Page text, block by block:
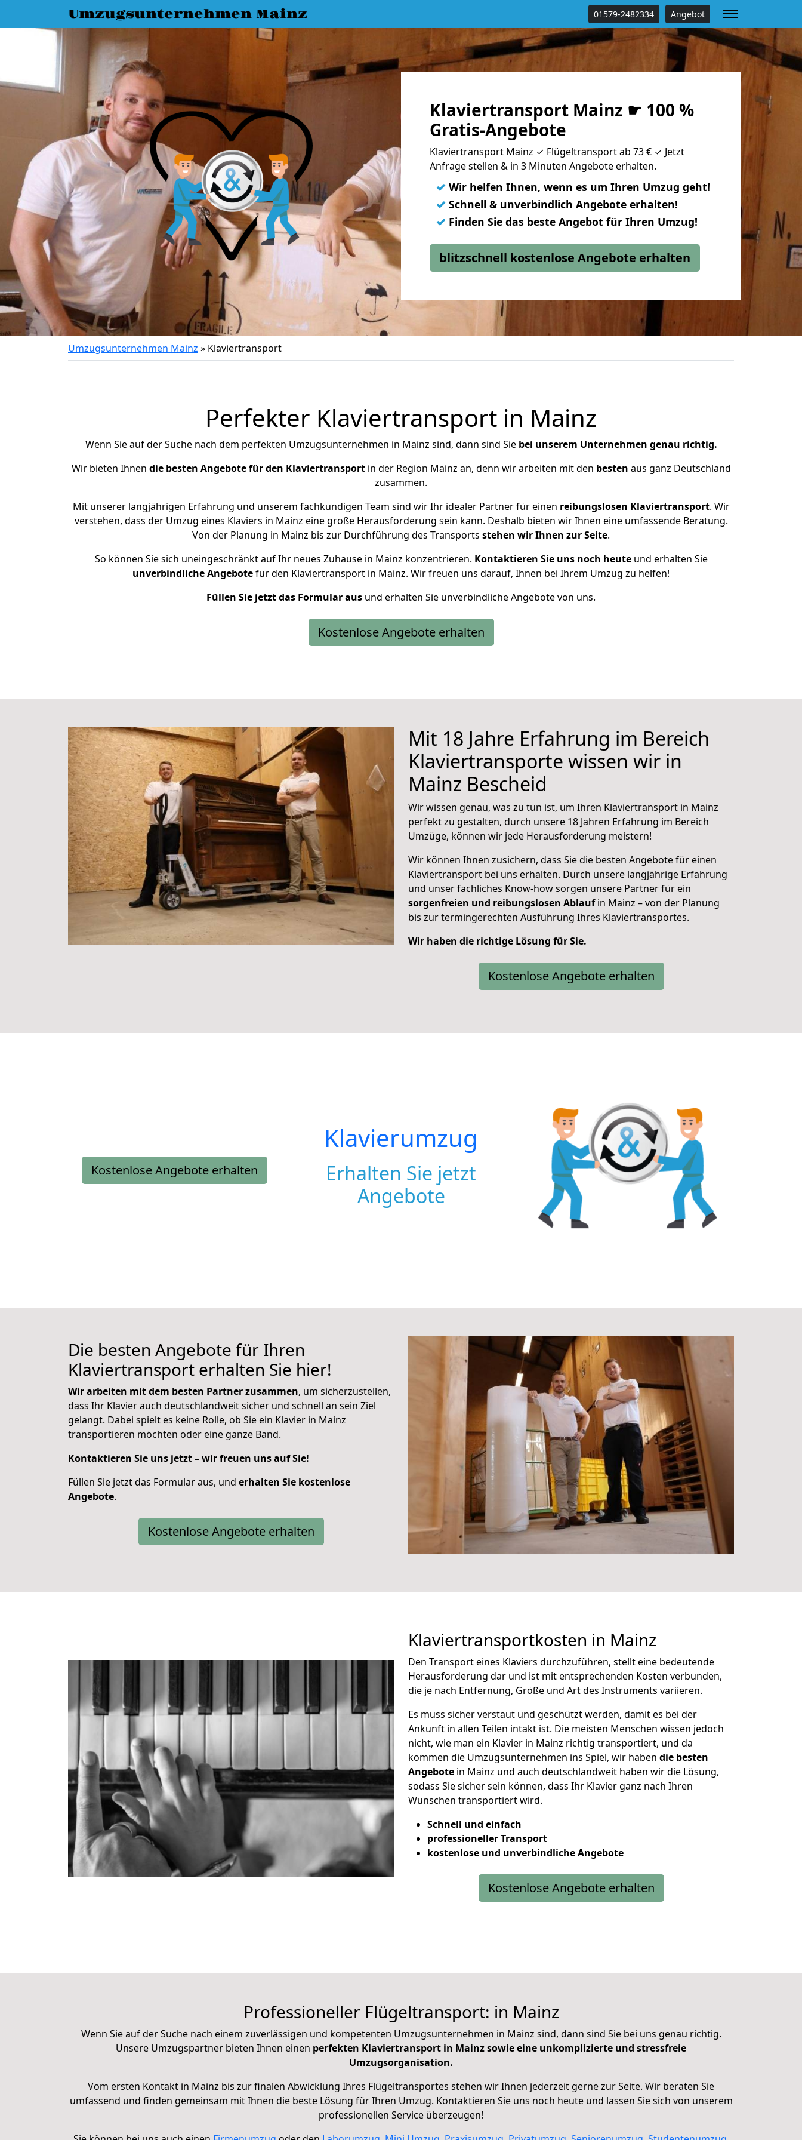
Umzugsunternehmen Mainz 01579-2482334 Angebot
Klaviertransport Mainz ☛ 100 %
Gratis-Angebote
Klaviertransport Mainz ✓ Flügeltransport ab 73 € ✓ Jetzt
Anfrage stellen & in 3 Minuten Angebote erhalten.
✓ Wir helfen Ihnen, wenn es um Ihren Umzug geht!
✓ Schnell & unverbindlich Angebote erhalten!
✓ Finden Sie das beste Angebot für Ihren Umzug!
blitzschnell kostenlose Angebote erhalten
Umzugsunternehmen Mainz » Klaviertransport
Perfekter Klaviertransport in Mainz
Wenn Sie auf der Suche nach dem perfekten Umzugsunternehmen in Mainz sind, dann sind Sie bei unserem Unternehmen genau richtig.
Wir bieten Ihnen die besten Angebote für den Klaviertransportin der Region Mainz an, denn wir arbeiten mit den besten aus ganz Deutschland
zusammen.
Mit unserer langjährigen Erfahrung und unserem fachkundigen Team sind wir Ihr idealer Partner für einen reibungslosen Klaviertransport. Wir
verstehen, dass der Umzug eines Klaviers in Mainz eine große Herausforderung sein kann. Deshalb bieten wir Ihnen eine umfassende Beratung.
Von der Planung in Mainz bis zur Durchführung des Transports stehen wir Ihnen zur Seite.
So können Sie sich uneingeschränkt auf Ihr neues Zuhause in Mainz konzentrieren. Kontaktieren Sie uns noch heuteund erhalten Sie
unverbindlicheAngebotefür den Klaviertransport in Mainz. Wir freuen uns darauf, Ihnen bei Ihrem Umzug zu helfen!
Füllen Sie jetzt das Formular aus und erhalten Sie unverbindliche Angebote von uns.
Kostenlose Angebote erhalten
Mit 18 Jahre Erfahrung im Bereich
Klaviertransporte wissen wir in
Mainz Bescheid
Wir wissen genau, was zu tun ist, um Ihren Klaviertransport in Mainz
perfekt zu gestalten, durch unsere 18 Jahren Erfahrung im Bereich
Umzüge, können wir jede Herausforderung meistern!
Wir können Ihnen zusichern, dass Sie die besten Angebote für einen
Klaviertransport bei uns erhalten. Durch unsere langjährige Erfahrung
und unser fachliches Know-how sorgen unsere Partner für ein
sorgenfreien und reibungslosen Ablaufin Mainz – von der Planung
bis zur termingerechten Ausführung Ihres Klaviertransportes.
Wir haben die richtige Lösung für Sie.
Kostenlose Angebote erhalten
Kostenlose Angebote erhalten
Klavierumzug
Erhalten Sie jetzt
Angebote
Die besten Angebote für Ihren
Klaviertransport erhalten Sie hier!
Wir arbeiten mit dem besten Partner zusammen, um sicherzustellen,
dass Ihr Klavier auch deutschlandweit sicher und schnell an sein Ziel
gelangt. Dabei spielt es keine Rolle, ob Sie ein Klavier in Mainz
transportieren möchten oder eine ganze Band.
Kontaktieren Sie uns jetzt – wir freuen uns auf Sie!
Füllen Sie jetzt das Formular aus, und erhalten Sie kostenlose
Angebote.
Kostenlose Angebote erhalten
Klaviertransportkosten in Mainz
Den Transport eines Klaviers durchzuführen, stellt eine bedeutende
Herausforderung dar und ist mit entsprechenden Kosten verbunden,
die je nach Entfernung, Größe und Art des Instruments variieren.
Es muss sicher verstaut und geschützt werden, damit es bei der
Ankunft in allen Teilen intakt ist. Die meisten Menschen wissen jedoch
nicht, wie man ein Klavier in Mainz richtig transportiert, und da
kommen die Umzugsunternehmen ins Spiel, wir haben die besten
Angebote in Mainz und auch deutschlandweit haben wir die Lösung,
sodass Sie sicher sein können, dass Ihr Klavier ganz nach Ihren
Wünschen transportiert wird.
Schnell und einfach
professioneller Transport
kostenlose und unverbindliche Angebote
Kostenlose Angebote erhalten
Professioneller Flügeltransport: in Mainz
Wenn Sie auf der Suche nach einem zuverlässigen und kompetenten Umzugsunternehmen in Mainz sind, dann sind Sie bei uns genau richtig.
Unsere Umzugspartner bieten Ihnen einen perfekten Klaviertransport in Mainz sowie eine unkomplizierte und stressfreie
Umzugsorganisation.
Vom ersten Kontakt in Mainz bis zur finalen Abwicklung Ihres Flügeltransportes stehen wir Ihnen jederzeit gerne zur Seite. Wir beraten Sie
umfassend und finden gemeinsam mit Ihnen die beste Lösung für Ihren Umzug. Kontaktieren Sie uns noch heute und lassen Sie sich von unserem
professionellen Service überzeugen!